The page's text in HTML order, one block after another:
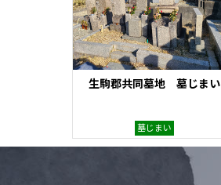
生駒郡共同墓地 墓じまい
墓じまい